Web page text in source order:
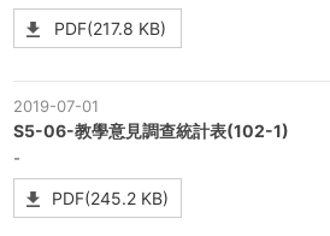
PDF(217.8 KB)
2019-07-01
S5-06-教學意見調查統計表(102-1)
-
PDF(245.2 KB)